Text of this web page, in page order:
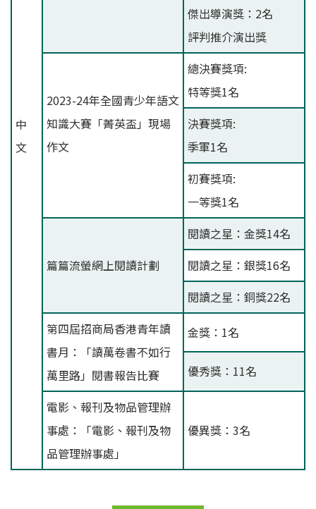
中
文
傑出導演獎：2名
評判推介演出獎
2023-24年全國青少年語文
知識大賽「菁英盃」現場
作文
總決賽獎項:
特等獎1名
決賽獎項:
季軍1名
初賽獎項:
一等獎1名
篇篇流螢網上閱讀計劃
閱讀之星：金獎14名
閱讀之星：銀獎16名
閱讀之星：銅獎22名
第四屆招商局香港青年讀
書月：「讀萬卷書不如行
萬里路」閱書報告比賽
金獎：1名
優秀獎：11名
電影、報刊及物品管理辦
事處：「電影、報刊及物
品管理辦事處」
優異獎：3名